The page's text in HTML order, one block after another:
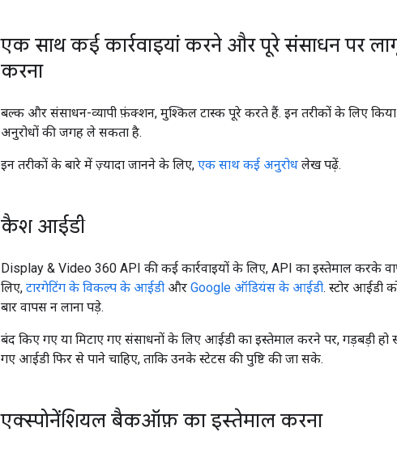
एक साथ कई कार्रवाइयां करने और पूरे संसाधन पर
करना
बल्क और संसाधन-व्यापी फ़ंक्शन, मुश्किल टास्क पूरे करते हैं. इन तरीकों के लिए
अनुरोधों की जगह ले सकता है.
इन तरीकों के बारे में ज़्यादा जानने के लिए, एक साथ कई अनुरोध लेख पढ़ें.
कैश आईडी
Display & Video 360 API की कई कार्रवाइयों के लिए, API का इस्तेमाल करके
लिए, टारगेटिंग के विकल्प के आईडी और Google ऑडियंस के आईडी. स्टोर आईडी
बार वापस न लाना पड़े.
बंद किए गए या मिटाए गए संसाधनों के लिए आईडी का इस्तेमाल करने पर, गड़बड़ी
गए आईडी फिर से पाने चाहिए, ताकि उनके स्टेटस की पुष्टि की जा सके.
एक्स्पोनेंशियल बैकऑफ़ का इस्तेमाल करना